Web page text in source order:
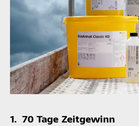
1. 70 Tage Zeitgewinn